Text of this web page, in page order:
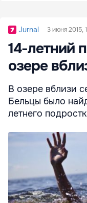
Jurnal 3 июня 2015,
14-летний
озере
В озере вблизи
Бельцы было
летнего